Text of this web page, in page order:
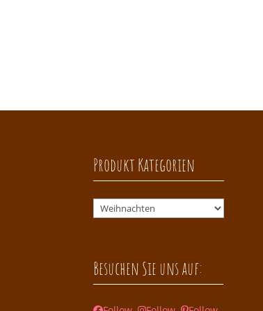
Produkt Kategorien
Besuchen Sie uns auf: